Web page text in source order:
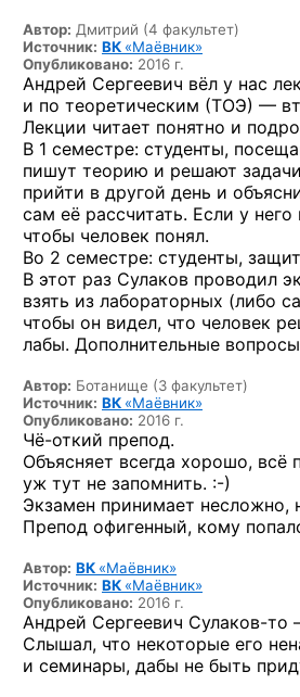
Автор: Дмитрий (4 факультет)
Источник: ВК «Маёвник»
Опубликовано: 2016 г.
Андрей Сергеевич вёл у нас
и по теоретическим (ТОЭ) —
Лекции читает понятно и
В 1 семестре: студенты,
пишут теорию и решают
прийти в другой день и
сам её рассчитать. Если у
чтобы человек понял.
Во 2 семестре: студенты,
В этот раз Сулаков проводил
взять из лабораторных (либо
чтобы он видел, что человек
лабы. Дополнительные
Автор: Ботанище (3 факультет)
Источник: ВК «Маёвник»
Опубликовано: 2016 г.
Чё-откий препод.
Объясняет всегда хорошо,
уж тут не запомнить. :-)
Экзамен принимает несложно,
Препод офигенный, кому
Автор: ВК «Маёвник»
Источник: ВК «Маёвник»
Опубликовано: 2016 г.
Андрей Сергеевич Сулаков-то
Слышал, что некоторые его
и семинары, дабы не быть